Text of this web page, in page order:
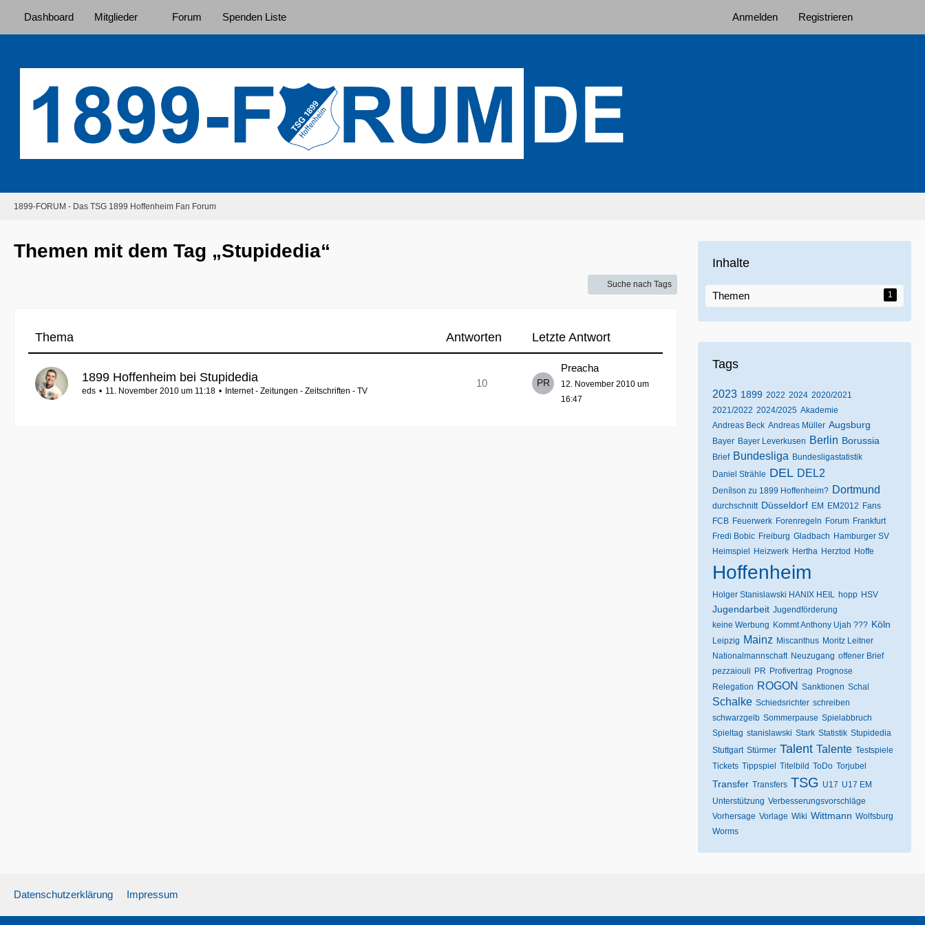
Dashboard Mitglieder Forum Spenden Liste Anmelden Registrieren
1899-FORUM - Das TSG 1899 Hoffenheim Fan Forum
Themen mit dem Tag „Stupidedia“
Suche nach Tags
Thema Antworten Letzte Antwort
1899 Hoffenheim bei Stupidedia
eds 11. November 2010 um 11:18 Internet - Zeitungen - Zeitschriften - TV
10
Preacha
12. November 2010 um
16:47
Inhalte
Themen 1
Tags
2023 1899 2022 2024 2020/2021
2021/2022 2024/2025 Akademie
Andreas Beck Andreas Müller Augsburg
Bayer Bayer Leverkusen Berlin Borussia
Brief Bundesliga Bundesligastatistik
Daniel Strähle DEL DEL2
Denílson zu 1899 Hoffenheim? Dortmund
durchschnitt Düsseldorf EM EM2012 Fans
FCB Feuerwerk Forenregeln Forum Frankfurt
Fredi Bobic Freiburg Gladbach Hamburger SV
Heimspiel
Heizwerk Hertha Herztod Hoffe
Hoffenheim
Holger Stanislawski HANIX HEIL hopp HSV
Jugendarbeit Jugendförderung
keine Werbung Kommt Anthony Ujah ??? Köln
Leipzig Mainz Miscanthus Moritz Leitner
Nationalmannschaft Neuzugang offener Brief
pezzaiouli PR Profivertrag Prognose
Relegation ROGON Sanktionen Schal
Schalke Schiedsrichter schreiben
schwarzgelb Sommerpause Spielabbruch
Spieltag stanislawski Stark Statistik Stupidedia
Stuttgart Stürmer Talent Talente Testspiele
Tickets Tippspiel Titelbild ToDo Torjubel
Transfer Transfers TSG U17 U17 EM
Unterstützung Verbesserungsvorschläge
Vorhersage Vorlage Wiki Wittmann Wolfsburg
Worms
Datenschutzerklärung Impressum